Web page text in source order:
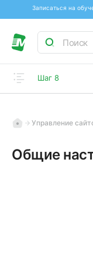
Записаться на
Шаг 8
Управление
Общие